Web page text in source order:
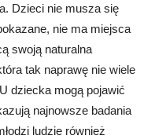
Dzieci nie musza się
nie ma miejsca
swoją naturalna
tak naprawę nie wiele
dziecka mogą pojawić
najnowsze badania
ludzie również